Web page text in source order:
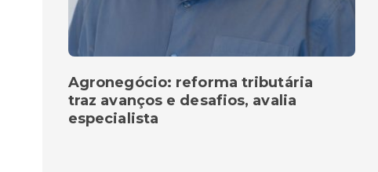
Agronegócio: reforma tributária
traz avanços e desafios, avalia
especialista